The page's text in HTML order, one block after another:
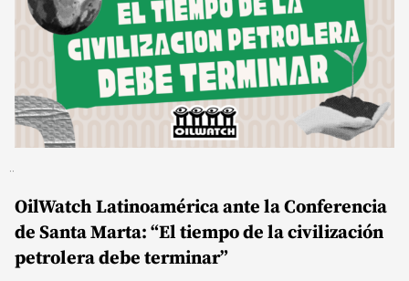
OilWatch Latinoamérica ante la Conferencia
de Santa Marta: “El tiempo de la civilización
petrolera debe terminar”